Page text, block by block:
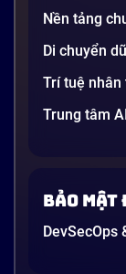
Nền tảng
Di chuyển
Trí tuệ nhân
Trung tâm
Bảo mật